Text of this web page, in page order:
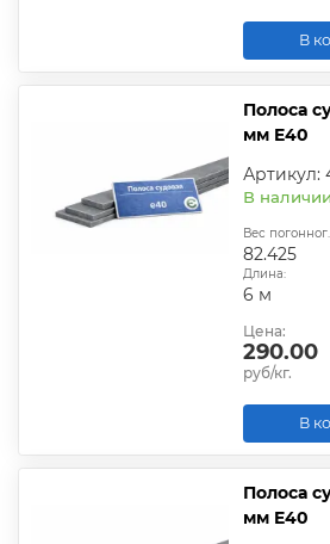
В
Полоса
мм E40
Артикул:
В наличии
Вес
82.425
Длина:
6 м
Цена:
290.00
руб/кг.
В
Полоса
мм E40